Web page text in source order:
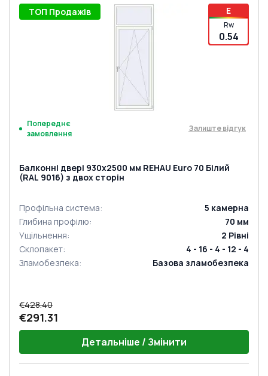
E
Rw
0.54
ТОП Продажів
Попереднє
замовлення
Залиште відгук
Балконні двері 930x2500 мм REHAU Euro 70 Білий
(RAL 9016) з двох сторін
Профільна система: 5 камерна
Глибина профілю: 70 мм
Ущільнення: 2 Рівні
Склопакет:
4 - 16 - 4 - 12 - 4
Зламобезпека: Базова зламобезпека
€428.40
€291.31
Детальніше / Змінити